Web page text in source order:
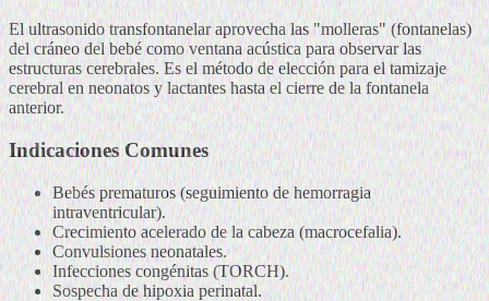
El ultrasonido transfontanelar aprovecha las "molleras" (fontanelas)
del cráneo del bebé como ventana acústica para observar las
estructuras cerebrales. Es el método de elección para el tamizaje
cerebral en neonatos y lactantes hasta el cierre de la fontanela
anterior.
Indicaciones Comunes
Bebés prematuros (seguimiento de hemorragia
intraventricular).
Crecimiento acelerado de la cabeza (macrocefalia).
Convulsiones neonatales.
Infecciones congénitas (TORCH).
Sospecha de hipoxia perinatal.